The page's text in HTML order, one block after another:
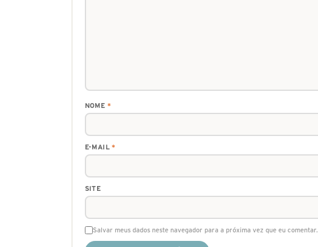
NOME *
E-MAIL*
SITE
Salvar meus dados neste navegador para a próxima vez que eu comentar.